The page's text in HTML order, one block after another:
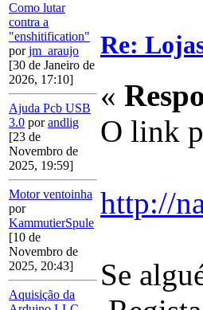
Como lutar
contra a
"enshitification"
porjm_araujo
[30 de Janeiro de
2026, 17:10]
Ajuda Pcb USB
3.0 porandlig
[23 de
Novembro de
2025, 19:59]
Motor ventoinha
por
KammutierSpule
[10 de
Novembro de
2025, 20:43]
Aquisição da
Re:
«
O link
http://
Se